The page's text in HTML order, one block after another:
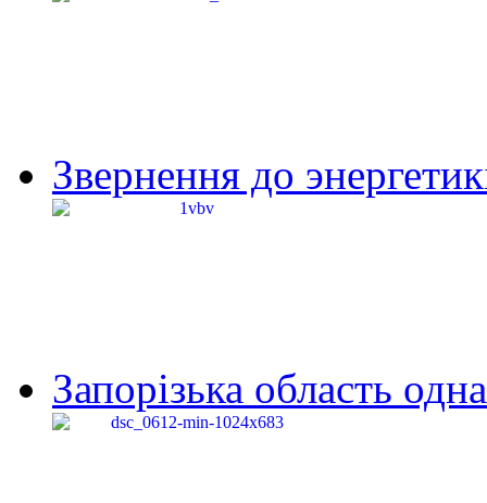
Звернення до
Запорізька область